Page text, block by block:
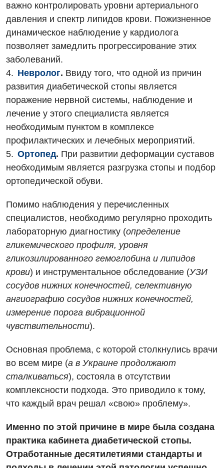
Кардиохирургия
Медицинская психология
Нейрохирургия
Онкологическое отделение
Ортопедия и травматология
Отделение интенсивной терапии
Отделение кардиососудистой патологии и неврологии
Отделение неотложных состояний
Оториноларингология
Офтальмологическое отделение
Педиатрическое отделение
Проктология
Пульмонология
Сосудистая хирургия
Терапевтическое отделение
Терапия
Травматологическое отделение
Урологическое отделение
Урология
Физиотерапия
Хирургическое отделение
важно контролировать уровни артериального
давления и спектр липидов крови. Пожизненное
динамическое наблюдение у кардиолога
позволяет замедлить прогрессирование этих
заболеваний.
Невролог. Ввиду того, что одной из причин
развития диабетической стопы является
поражение нервной системы, наблюдение и
лечение у этого специалиста является
необходимым пунктом в комплексе
профилактических и лечебных мероприятий.
Ортопед. При развитии деформации суставов
необходимым является разгрузка стопы и подбор
ортопедической обуви.
Помимо наблюдения у перечисленных
специалистов, необходимо регулярно проходить
лабораторную диагностику (определение
гликемического профиля, уровня
гликозилированного гемоглобина и липидов
крови) и инструментальное обследование (УЗИ
сосудов нижних конечностей, селективную
ангиографию сосудов нижних конечностей,
измерение порога вибрационной
чувствительности).
Основная проблема, с которой столкнулись врачи
во всем мире (а в Украине продолжают
сталкиваться), состояла в отсутствии
комплексности подхода. Это приводило к тому,
что каждый врач решал «свою» проблему».
Именно по этой причине в мире была создана
практика кабинета диабетической стопы.
Отработанные десятилетиями стандарты и